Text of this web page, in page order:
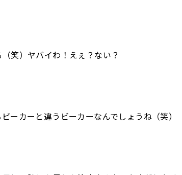
笑）ヤバイわ！えぇ？ない？
ーカーと違うビーカーなんでしょうね（笑）